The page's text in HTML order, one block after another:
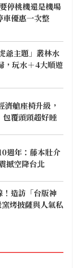
停桃機還是機場
車優惠一次整
爺主題」叢林水
，玩水＋4大順遊
艙座椅升級，
覆頭頸超好睡
週年：藤本壯介
撼空降台北
造訪「台版神
烤披薩與人氣私